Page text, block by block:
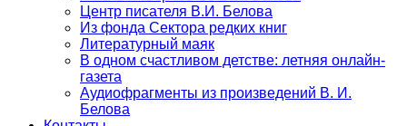
Центр писателя В.И. Белова
Из фонда Сектора редких книг
Литературный маяк
В одном счастливом детстве: летняя онлайн-
газета
Аудиофрагменты из произведений В. И.
Белова